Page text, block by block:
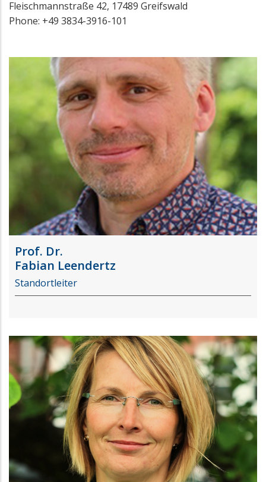
Fleischmannstraße 42, 17489 Greifswald
Phone: +49 3834-3916-101
Prof. Dr.
Fabian Leendertz
Standortleiter